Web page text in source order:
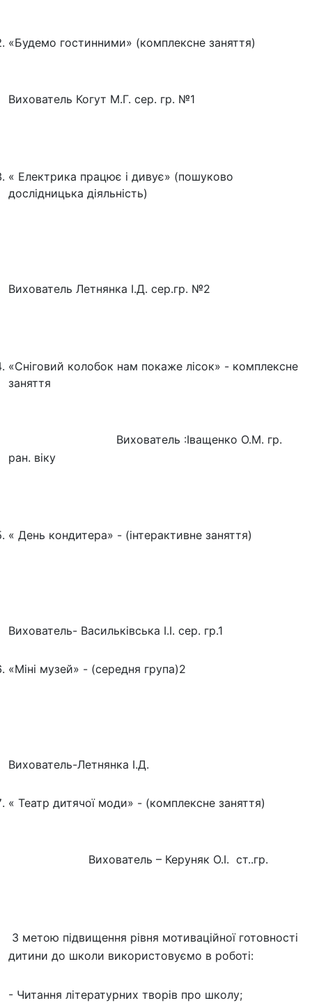
«Будемо гостинними» (комплексне заняття)
Вихователь Когут М.Г. сер. гр. №1
« Електрика працює і дивує» (пошуково
дослідницька діяльність)
Вихователь Летнянка І.Д. сер.гр. №2
«Сніговий колобок нам покаже лісок» - комплексне
заняття
Вихователь :Іващенко О.М. гр.
ран. віку
« День кондитера» - (інтерактивне заняття)
Вихователь- Васильківська І.І. сер. гр.1
«Міні музей» - (середня група)2
Вихователь-Летнянка І.Д.
« Театр дитячої моди» - (комплексне заняття)
Вихователь – Керуняк О.І. ст..гр.
З метою підвищення рівня мотиваційної готовності
дитини до школи використовуємо в роботі:
- Читання літературних творів про школу;